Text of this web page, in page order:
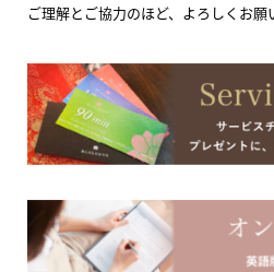
ご理解とご協力のほど、よろしくお願